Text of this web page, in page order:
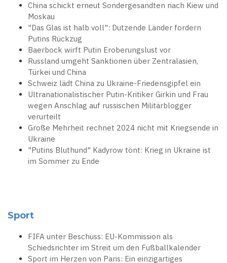
China schickt erneut Sondergesandten nach Kiew und
Moskau
"Das Glas ist halb voll": Dutzende Länder fordern
Putins Rückzug
Baerbock wirft Putin Eroberungslust vor
Russland umgeht Sanktionen über Zentralasien,
Türkei und China
Schweiz lädt China zu Ukraine-Friedensgipfel ein
Ultranationalistischer Putin-Kritiker Girkin und Frau
wegen Anschlag auf russischen Militärblogger
verurteilt
Große Mehrheit rechnet 2024 nicht mit Kriegsende in
Ukraine
"Putins Bluthund" Kadyrow tönt: Krieg in Ukraine ist
im Sommer zu Ende
Sport
FIFA unter Beschuss: EU-Kommission als
Schiedsrichter im Streit um den Fußballkalender
Sport im Herzen von Paris: Ein einzigartiges